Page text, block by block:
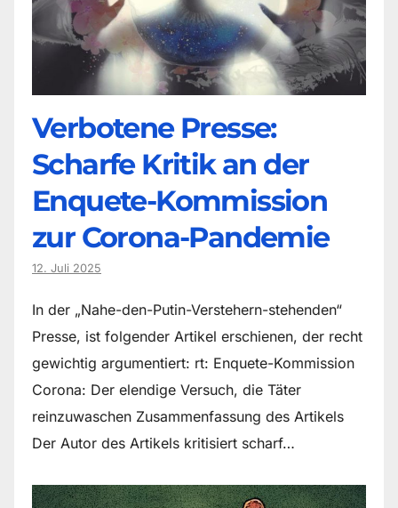
Verbotene Presse:
Scharfe Kritik an der
Enquete-Kommission
zur Corona-Pandemie
12. Juli 2025
In der „Nahe-den-Putin-Verstehern-stehenden“
Presse, ist folgender Artikel erschienen, der recht
gewichtig argumentiert: rt: Enquete-Kommission
Corona: Der elendige Versuch, die Täter
reinzuwaschen Zusammenfassung des Artikels
Der Autor des Artikels kritisiert scharf…